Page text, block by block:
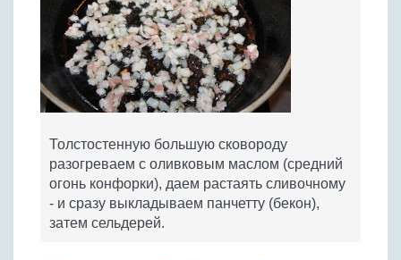
Толстостенную большую сковороду
разогреваем с оливковым маслом (средний
огонь конфорки), даем растаять сливочному
- и сразу выкладываем панчетту (бекон),
затем сельдерей.